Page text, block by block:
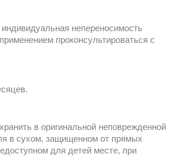
индивидуальная непереносимость
проконсультироваться с
хранить в оригинальной неповрежденной
в сухом, защищенном от прямых
для детей месте, при